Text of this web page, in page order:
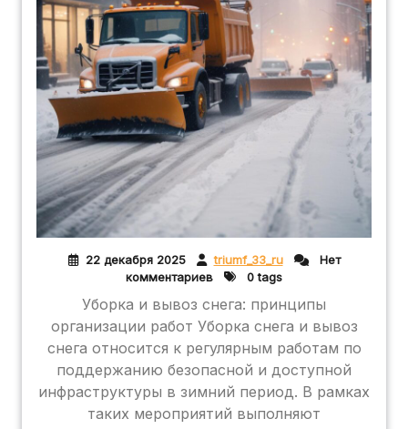
22 декабря 2025 triumf_33_ru
Нет
комментариев
0 tags
Уборка и вывоз снега: принципы
организации работ Уборка снега и вывоз
снега относится к регулярным работам по
поддержанию безопасной и доступной
инфраструктуры в зимний период. В рамках
таких мероприятий выполняют